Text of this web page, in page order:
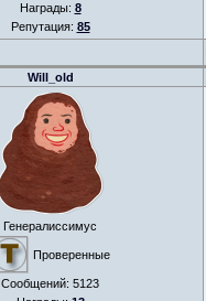
Награды: 8
Репутация: 85
Will_old
Генералиссимус
Проверенные
Сообщений: 5123